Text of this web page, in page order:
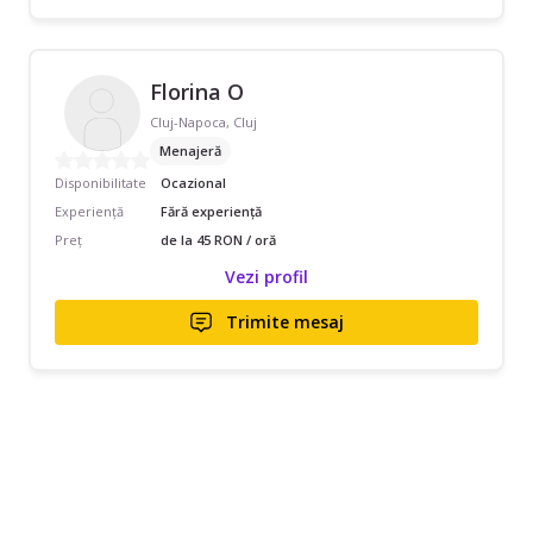
Florina O
Cluj-Napoca, Cluj
Menajeră
Disponibilitate
Ocazional
Experiență
Fără experiență
Preț
de la 45 RON / oră
Vezi profil
Trimite mesaj